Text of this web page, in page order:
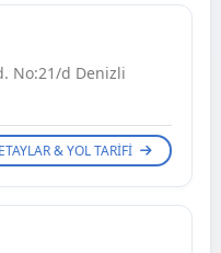
No:21/d Denizli
& YOL TARIFI